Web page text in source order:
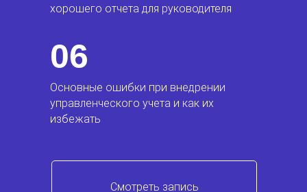
хорошего отчета для руководителя
Основные ошибки при внедрении
управленческого учета и как их
избежать
06
Смотреть запись